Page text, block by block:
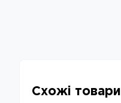
Схожі товари